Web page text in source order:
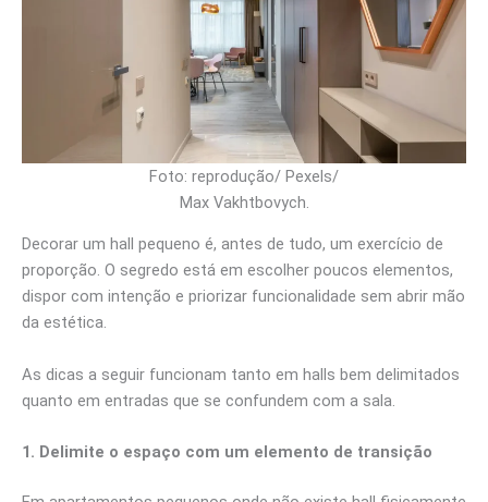
Foto: reprodução/ Pexels/
Max Vakhtbovych.
Decorar um hall pequeno é, antes de tudo, um exercício de
proporção. O segredo está em escolher poucos elementos,
dispor com intenção e priorizar funcionalidade sem abrir mão
da estética.
As dicas a seguir funcionam tanto em halls bem delimitados
quanto em entradas que se confundem com a sala.
1. Delimite o espaço com um elemento de transição